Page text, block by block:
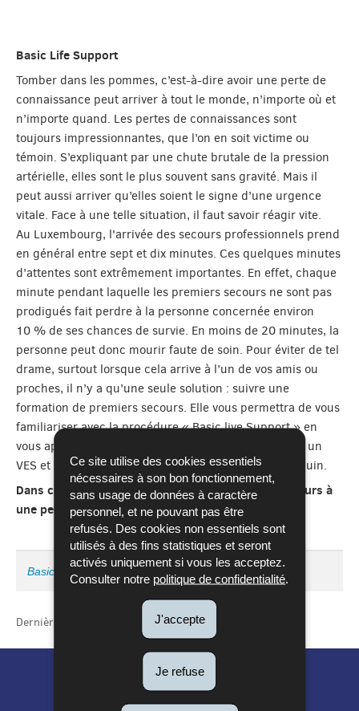
Ce site utilise des cookies essentiels
nécessaires à son bon fonctionnement,
sans usage de données à caractère
personnel, et ne pouvant pas être
refusés. Des cookies non essentiels sont
utilisés à des fins statistiques et seront
activés uniquement si vous les acceptez.
Consulter notre politique de confidentialité
J'accepte
Je refuse
Basic Life Support
Tomber dans les pommes, c’est-à-dire avoir une perte de
connaissance peut arriver à tout le monde, n’importe où et
n’importe quand. Les pertes de connaissances sont
toujours impressionnantes, que l’on en soit victime ou
témoin. S’expliquant par une chute brutale de la pression
artérielle, elles sont le plus souvent sans gravité. Mais il
peut aussi arriver qu’elles soient le signe d’une urgence
vitale. Face à une telle situation, il faut savoir réagir vite.
Au Luxembourg, l'arrivée des secours professionnels prend
en général entre sept et dix minutes. Ces quelques minutes
d’attentes sont extrêmement importantes. En effet, chaque
minute pendant laquelle les premiers secours ne sont pas
prodigués fait perdre à la personne concernée environ
10 % de ses chances de survie. En moins de 20 minutes, la
personne peut donc mourir faute de soin. Pour éviter de tel
drame, surtout lorsque cela arrive à l’un de vos amis ou
proches, il n’y a qu’une seule solution : suivre une
formation de premiers secours. Elle vous permettra de vous
familiariser avec la procédure « Basic live Support » en
vous apprenant entre autres, à réaliser correctement un
VES et un massage cardiopulmonaire sur un mannequin.
Dans cette vidéo vous allez apprendre à porter secours à
une personne inconsciente.
Basic Life Support
Dernière mise à jour 26/07/2022